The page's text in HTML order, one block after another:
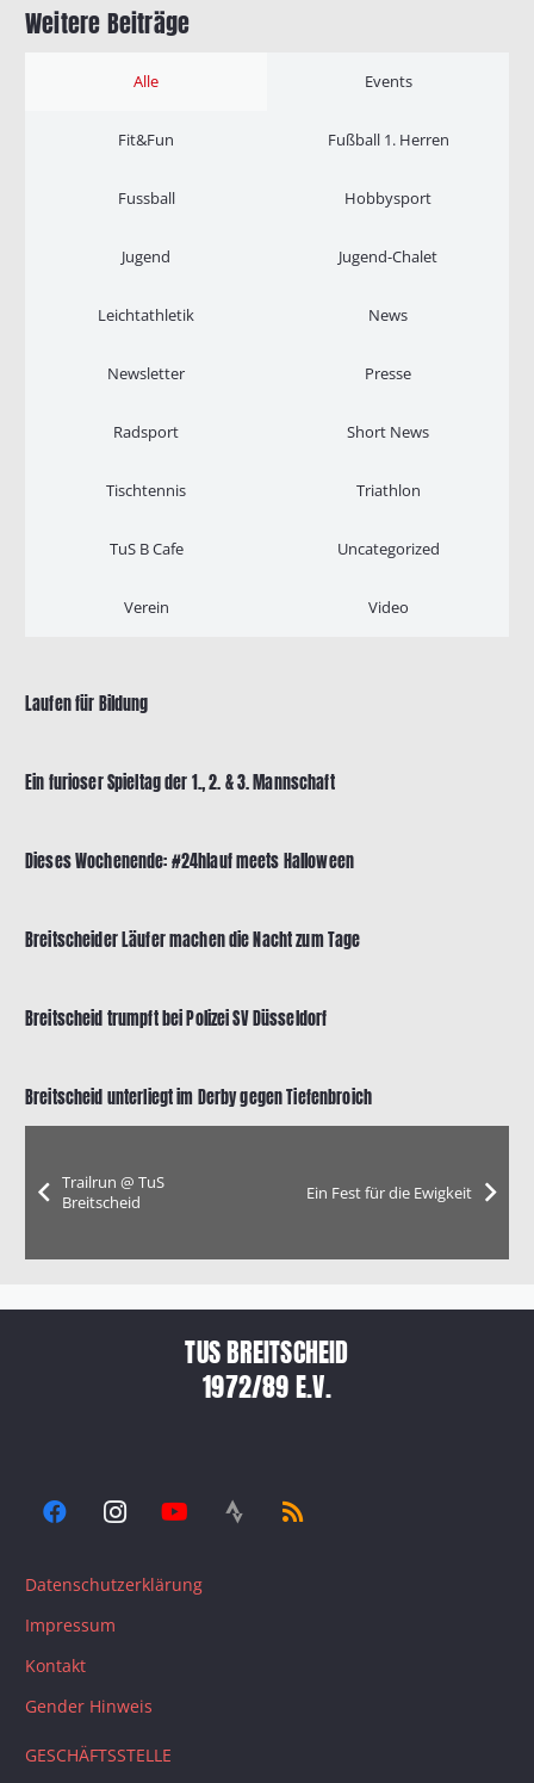
Weitere Beiträge
Alle Events
Fit&Fun Fußball 1. Herren
Fussball Hobbysport
Jugend Jugend-Chalet
Leichtathletik News
Newsletter Presse
Radsport Short News
Tischtennis Triathlon
TuS B Cafe Uncategorized
Verein Video
Laufen für Bildung
Ein furioser Spieltag der 1., 2. & 3. Mannschaft
Dieses Wochenende: #24hlauf meets Halloween
Breitscheider Läufer machen die Nacht zum Tage
Breitscheid trumpft bei Polizei SV Düsseldorf
Breitscheid unterliegt im Derby gegen Tiefenbroich
Trailrun @ TuS
Breitscheid
Ein Fest für die Ewigkeit
TUS BREITSCHEID
1972/89 E.V.
Datenschutzerklärung
Impressum
Kontakt
Gender Hinweis
GESCHÄFTSSTELLE